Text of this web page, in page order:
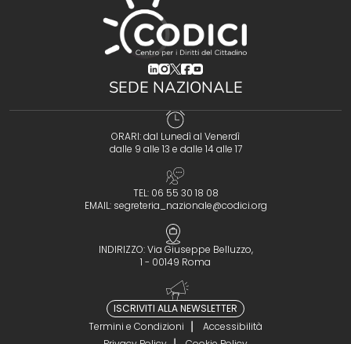
(opens in a new tab)
(opens in a new tab)
(opens in a new tab)
(opens in a new tab)
(opens in a new tab)
SEDE NAZIONALE
ORARI: dal Lunedì al Venerdì
dalle 9 alle 13 e dalle 14 alle 17
TEL: 06 55 30 18 08
EMAIL: segreteria_nazionale@codici.org
INDIRIZZO: Via Giuseppe Belluzzo,
1 - 00149 Roma
ISCRIVITI ALLA NEWSLETTER
Termini e Condizioni
Accessibilità